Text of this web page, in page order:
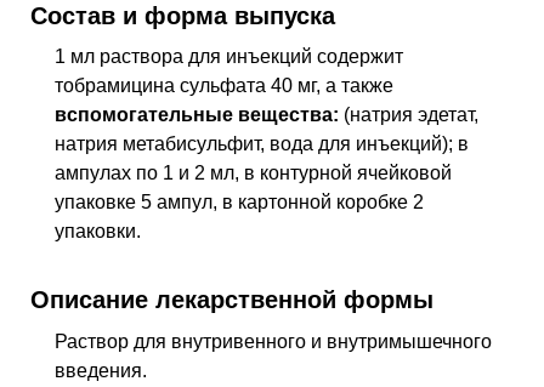
Инфекция мочевыводящих путей без
установленной локализации
T30Термические и химические ожоги
неуточненной локализации
Состав и форма выпуска
1 мл раствора для инъекций содержит
тобрамицина сульфата 40 мг, а также
вспомогательные вещества: (натрия эдетат,
натрия метабисульфит, вода для инъекций); в
ампулах по 1 и 2 мл, в контурной ячейковой
упаковке 5 ампул, в картонной коробке 2
упаковки.
Описание лекарственной формы
Раствор для внутривенного и внутримышечного
введения.